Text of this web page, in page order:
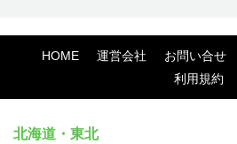
HOME 運営会社 お問い合せ
利用規約
北海道・東北